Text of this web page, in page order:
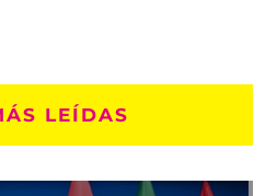
LEÍDAS